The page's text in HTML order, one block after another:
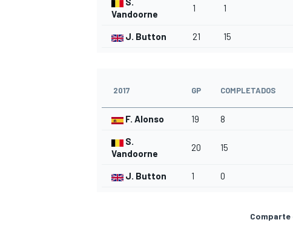
Vandoorne
1 1
J. Button 21 15
2017 GP COMPLETADOS
F. Alonso 19 8
S.
Vandoorne
20 15
J. Button 1 0